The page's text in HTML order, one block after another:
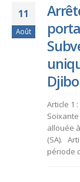
11
Août
Article 1
Soixante
allouée
(SA).
période